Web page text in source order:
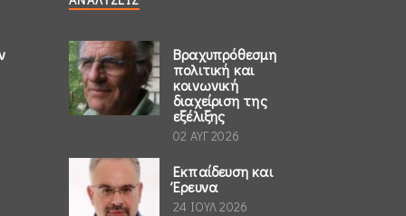
Βραχυπρόθεσμη
πολιτική και
κοινωνική
διαχείριση της
εξέλιξης
02 ΑΥΓ 2026
Εκπαίδευση και
Έρευνα
24 ΙΟΥΛ 2026